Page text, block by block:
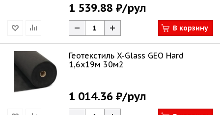
1 539.88 ₽/рул
В корзину
Геотекстиль X-Glass GEO Hard
1,6х19м 30м2
1 014.36 ₽/рул